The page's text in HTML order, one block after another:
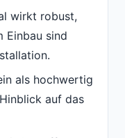
wirkt robust,
Einbau sind
als hochwertig
auf das